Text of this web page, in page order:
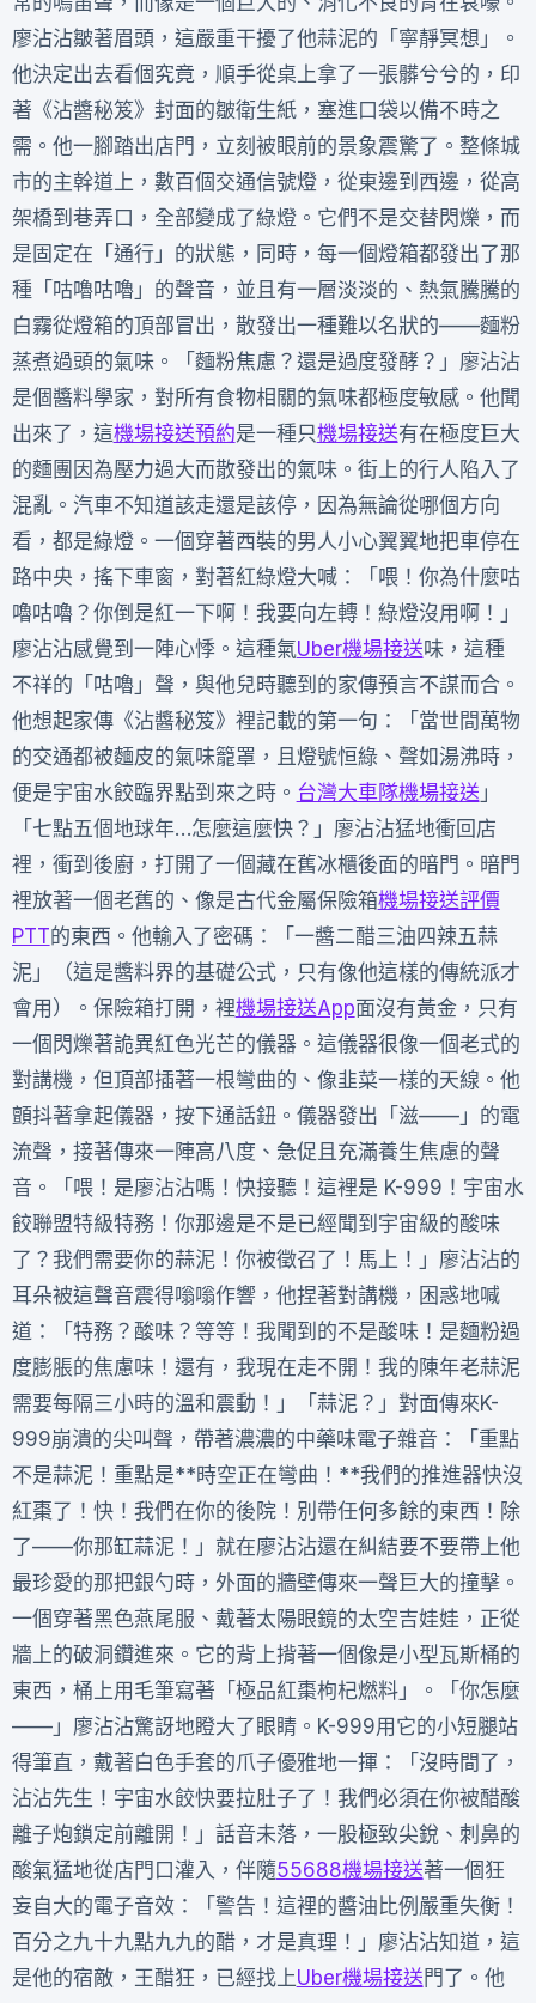
廖沾沾皺著眉頭，這嚴重干擾了他蒜泥的「寧靜冥想」。
他決定出去看個究竟，順手從桌上拿了一張髒兮兮的，印
著《沾醬秘笈》封面的皺衛生紙，塞進口袋以備不時之
需。他一腳踏出店門，立刻被眼前的景象震驚了。整條城
市的主幹道上，數百個交通信號燈，從東邊到西邊，從高
架橋到巷弄口，全部變成了綠燈。它們不是交替閃爍，而
是固定在「通行」的狀態，同時，每一個燈箱都發出了那
種「咕嚕咕嚕」的聲音，並且有一層淡淡的、熱氣騰騰的
白霧從燈箱的頂部冒出，散發出一種難以名狀的——麵粉
蒸煮過頭的氣味。「麵粉焦慮？還是過度發酵？」廖沾沾
是個醬料學家，對所有食物相關的氣味都極度敏感。他聞
出來了，這機場接送預約是一種只機場接送有在極度巨大
的麵團因為壓力過大而散發出的氣味。街上的行人陷入了
混亂。汽車不知道該走還是該停，因為無論從哪個方向
看，都是綠燈。一個穿著西裝的男人小心翼翼地把車停在
路中央，搖下車窗，對著紅綠燈大喊：「喂！你為什麼咕
嚕咕嚕？你倒是紅一下啊！我要向左轉！綠燈沒用啊！」
廖沾沾感覺到一陣心悸。這種氣Uber機場接送味，這種
不祥的「咕嚕」聲，與他兒時聽到的家傳預言不謀而合。
他想起家傳《沾醬秘笈》裡記載的第一句：「當世間萬物
的交通都被麵皮的氣味籠罩，且燈號恒綠、聲如湯沸時，
便是宇宙水餃臨界點到來之時。 台灣大車隊機場接送 」
「七點五個地球年…怎麼這麼快？」廖沾沾猛地衝回店
裡，衝到後廚，打開了一個藏在舊冰櫃後面的暗門。暗門
裡放著一個老舊的、像是古代金屬保險箱機場接送評價
PTT的東西。他輸入了密碼：「一醬二醋三油四辣五蒜
泥」（這是醬料界的基礎公式，只有像他這樣的傳統派才
會用）。保險箱打開，裡機場接送App面沒有黃金，只有
一個閃爍著詭異紅色光芒的儀器。這儀器很像一個老式的
對講機，但頂部插著一根彎曲的、像韭菜一樣的天線。他
顫抖著拿起儀器，按下通話鈕。儀器發出「滋——」的電
流聲，接著傳來一陣高八度、急促且充滿養生焦慮的聲
音。「喂！是廖沾沾嗎！快接聽！這裡是 K-999！宇宙水
餃聯盟特級特務！你那邊是不是已經聞到宇宙級的酸味
了？我們需要你的蒜泥！你被徵召了！馬上！」廖沾沾的
耳朵被這聲音震得嗡嗡作響，他捏著對講機，困惑地喊
道：「特務？酸味？等等！我聞到的不是酸味！是麵粉過
度膨脹的焦慮味！還有，我現在走不開！我的陳年老蒜泥
需要每隔三小時的溫和震動！」「蒜泥？」對面傳來K-
999崩潰的尖叫聲，帶著濃濃的中藥味電子雜音：「重點
不是蒜泥！重點是**時空正在彎曲！**我們的推進器快沒
紅棗了！快！我們在你的後院！別帶任何多餘的東西！除
了——你那缸蒜泥！」就在廖沾沾還在糾結要不要帶上他
最珍愛的那把銀勺時，外面的牆壁傳來一聲巨大的撞擊。
一個穿著黑色燕尾服、戴著太陽眼鏡的太空吉娃娃，正從
牆上的破洞鑽進來。它的背上揹著一個像是小型瓦斯桶的
東西，桶上用毛筆寫著「極品紅棗枸杞燃料」。「你怎麼
——」廖沾沾驚訝地瞪大了眼睛。K-999用它的小短腿站
得筆直，戴著白色手套的爪子優雅地一揮：「沒時間了，
沾沾先生！宇宙水餃快要拉肚子了！我們必須在你被醋酸
離子炮鎖定前離開！」話音未落，一股極致尖銳、刺鼻的
酸氣猛地從店門口灌入，伴隨55688機場接送著一個狂
妄自大的電子音效：「警告！這裡的醬油比例嚴重失衡！
百分之九十九點九九的醋，才是真理！」廖沾沾知道，這
是他的宿敵，王醋狂，已經找上Uber機場接送門了。他